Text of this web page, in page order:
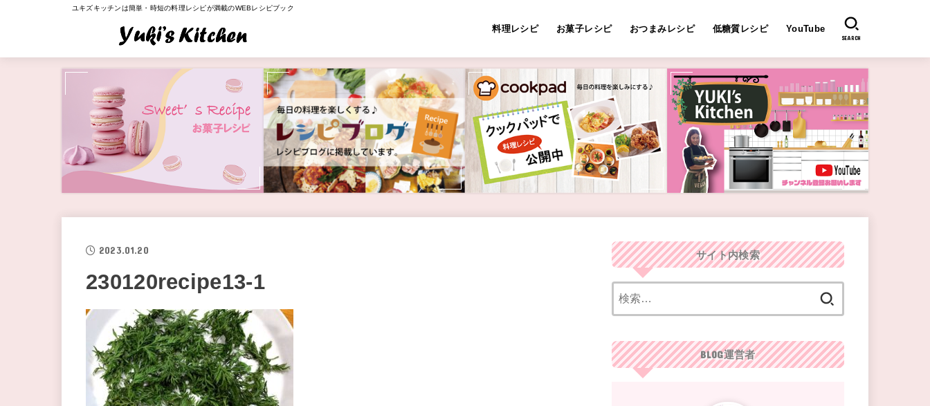
ユキズキッチンは簡単・時短の料理レシピが満載のWEBレシピブック
料理レシピ お菓子レシピ おつまみレシピ 低糖質レシピ YouTube
SEARCH
2023.01.20
230120recipe13-1
サイト内検索
BLOG運営者